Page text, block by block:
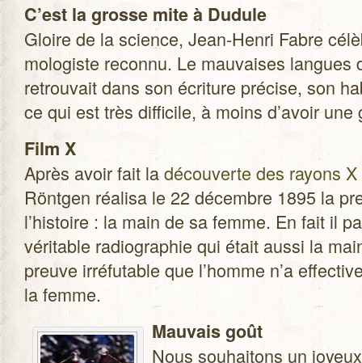
C’est la grosse mite à Dudule
Gloire de la science, Jean-Henri Fabre
mo­lo­giste reconnu. Le mau­vaises langues
retrou­vait dans son écri­ture pré­cise, son
ce qui est très dif­fi­cile, à moins d’avoir une
Film X
Après avoir fait ladécou­verte des rayons
Rönt­gen réa­lisa le 22 décembre 1895 la
l’histoire : la main de sa femme. En fait il
véri­table radio­gra­phie qui était aussi la
preuve irré­fu­table que l’homme n’a
la femme.
Mau­vais goût
Nous sou­hai­tons un